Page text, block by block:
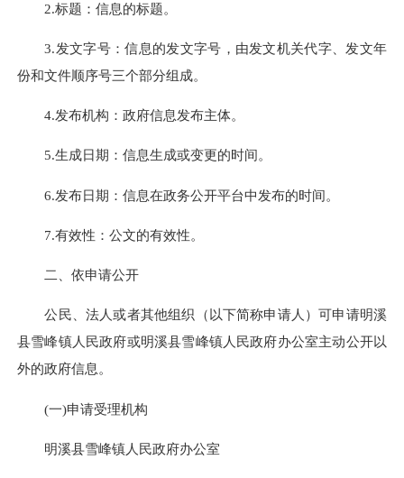
2.标题：信息的标题。
3.发文字号：信息的发文字号，由发文机关代字、发文年
份和文件顺序号三个部分组成。
4.发布机构：政府信息发布主体。
5.生成日期：信息生成或变更的时间。
6.发布日期：信息在政务公开平台中发布的时间。
7.有效性：公文的有效性。
二、依申请公开
公民、法人或者其他组织（以下简称申请人）可申请明溪
县雪峰镇人民政府或明溪县雪峰镇人民政府办公室主动公开以
外的政府信息。
(一)申请受理机构
明溪县雪峰镇人民政府办公室